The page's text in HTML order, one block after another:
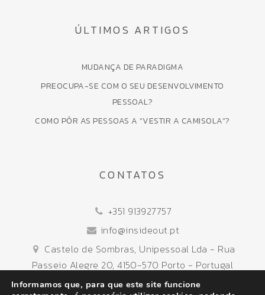
ÚLTIMOS ARTIGOS
MUDANÇA DE PARADIGMA
PREOCUPA-SE COM O SEU DESENVOLVIMENTO
PESSOAL?
COMO PÔR AS PESSOAS A “VESTIR A CAMISOLA”?
CONTATOS
+351 913927757
info@insideout.pt
Castelo de Sombras, Unipessoal Lda - Rua
Passeio Alegre 20, 4150-570 Porto - Portugal
Informamos que, para que este site funcione